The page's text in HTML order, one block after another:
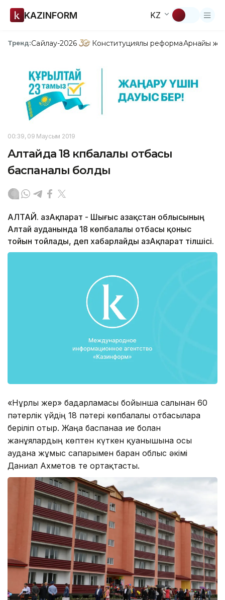
KAZINFORM KZ
Тренд:Сайлау-2026 Конституциялық реформаАрнайы
00:39, 09 Маусым 2019
Алтайда 18 көпбалалы отбасы
баспаналы болды
АЛТАЙ. ҚазАқпарат - Шығыс Қазақстан облысының
Алтай ауданында 18 көпбалалы отбасы қоныс
тойын тойлады, деп хабарлайды ҚазАқпарат тілшісі.
«Нұрлы жер» бағдарламасы бойынша салынған 60
пәтерлік үйдің 18 пәтері көпбалалы отбасыларға
беріліп отыр. Жаңа баспанаға ие болған
жанұялардың көптен күткен қуанышына осы
ауданға жұмыс сапарымен барған облыс әкімі
Даниал Ахметов те ортақтасты.